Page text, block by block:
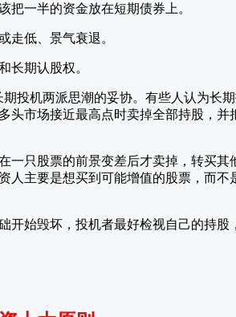
把一半的资金放在短期债券上。
走低、景气衰退。
长期认股权。
投机两派思潮的妥协。有些人认为长
市场接近最高点时卖掉全部持股，并
一只股票的前景变差后才卖掉，转买
人主要是想买到可能增值的股票，而不
始毁坏，投机者最好检视自己的持股